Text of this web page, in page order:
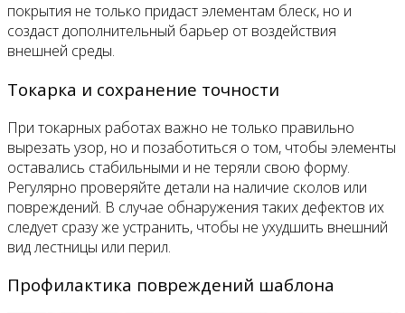
покрытия не только придаст элементам блеск, но и
создаст дополнительный барьер от воздействия
внешней среды.
Токарка и сохранение точности
При токарных работах важно не только правильно
вырезать узор, но и позаботиться о том, чтобы элементы
оставались стабильными и не теряли свою форму.
Регулярно проверяйте детали на наличие сколов или
повреждений. В случае обнаружения таких дефектов их
следует сразу же устранить, чтобы не ухудшить внешний
вид лестницы или перил.
Профилактика повреждений шаблона